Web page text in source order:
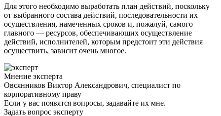
Для этого необходимо выработать план действий, поскольку
от выбранного состава действий, последовательности их
осуществления, намеченных сроков и, пожалуй, самого
главного — ресурсов, обеспечивающих осуществление
действий, исполнителей, которым предстоит эти действия
осуществить, зависит очень многое.
Мнение эксперта
Овсянников Виктор Александрович, специалист по
корпоративному праву
Если у вас появятся вопросы, задавайте их мне.
Задать вопрос эксперту